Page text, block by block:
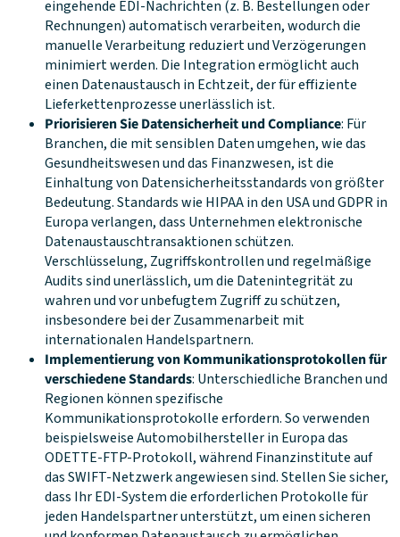
eingehende EDI-Nachrichten (z. B. Bestellungen oder
Rechnungen) automatisch verarbeiten, wodurch die
manuelle Verarbeitung reduziert und Verzögerungen
minimiert werden. Die Integration ermöglicht auch
einen Datenaustausch in Echtzeit, der für effiziente
Lieferkettenprozesse unerlässlich ist.
Priorisieren Sie Datensicherheit und Compliance: Für
Branchen, die mit sensiblen Daten umgehen, wie das
Gesundheitswesen und das Finanzwesen, ist die
Einhaltung von Datensicherheitsstandards von größter
Bedeutung. Standards wie HIPAA in den USA und GDPR in
Europa verlangen, dass Unternehmen elektronische
Datenaustauschtransaktionen schützen.
Verschlüsselung, Zugriffskontrollen und regelmäßige
Audits sind unerlässlich, um die Datenintegrität zu
wahren und vor unbefugtem Zugriff zu schützen,
insbesondere bei der Zusammenarbeit mit
internationalen Handelspartnern.
Implementierung von Kommunikationsprotokollen für
verschiedene Standards: Unterschiedliche Branchen und
Regionen können spezifische
Kommunikationsprotokolle erfordern. So verwenden
beispielsweise Automobilhersteller in Europa das
ODETTE-FTP-Protokoll, während Finanzinstitute auf
das SWIFT-Netzwerk angewiesen sind. Stellen Sie sicher,
dass Ihr EDI-System die erforderlichen Protokolle für
jeden Handelspartner unterstützt, um einen sicheren